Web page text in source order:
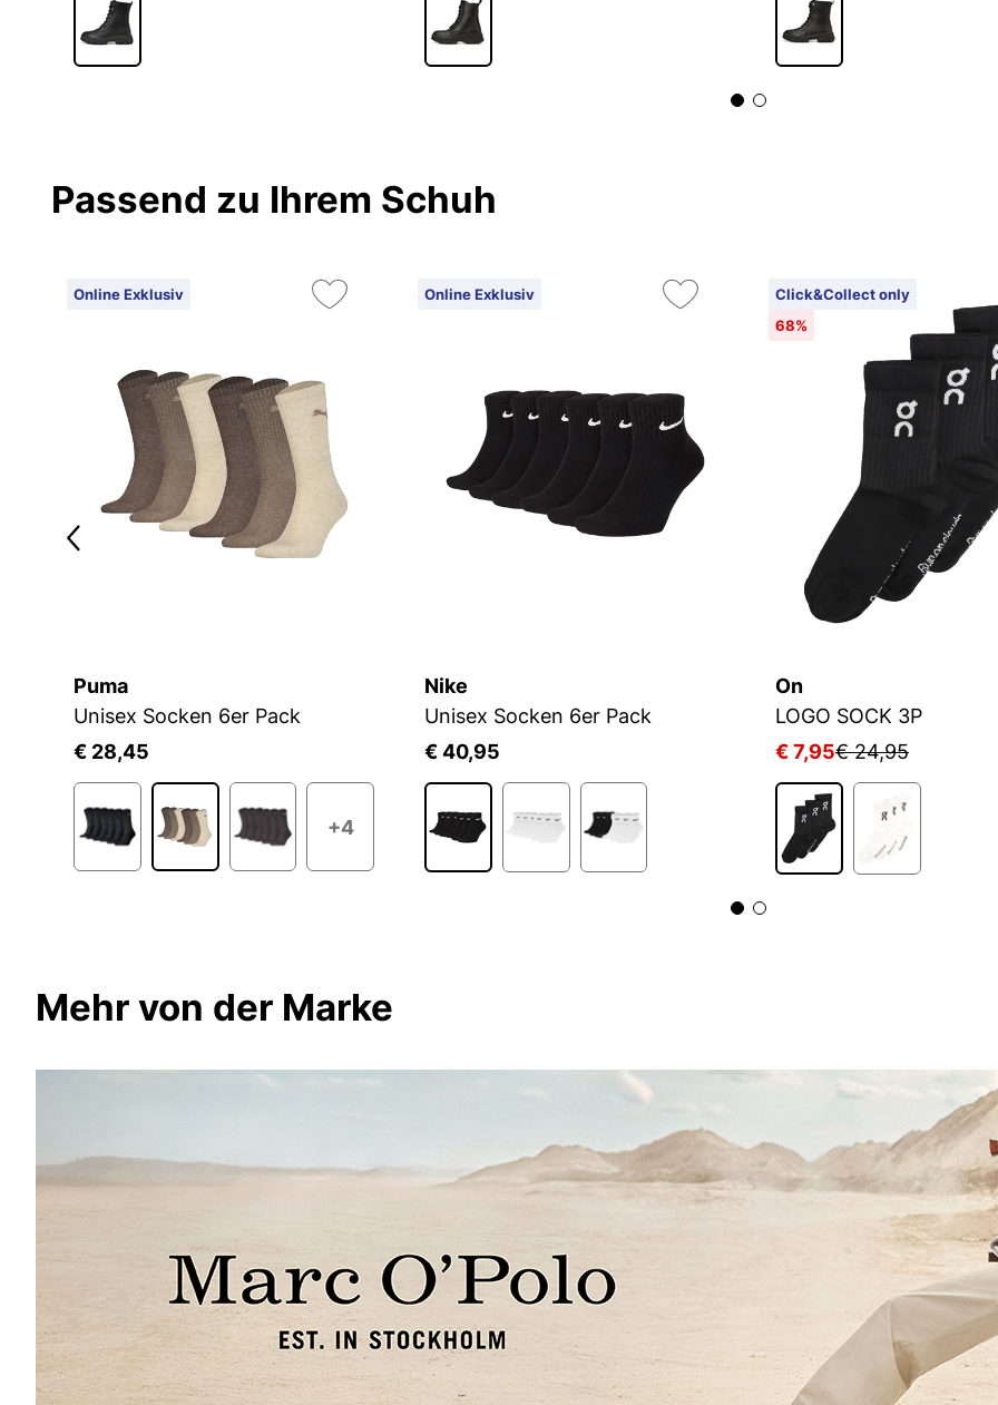
Passend zu Ihrem Schuh
Online Exklusiv
Puma
Unisex Socken 6er Pack
€ 28,45
+4
Online Exklusiv
Nike
Unisex Socken 6er Pack
€ 40,95
Click&Collect only
68%
On
LOGO SOCK 3P
€ 7,95€ 24,95
Mehr von der Marke